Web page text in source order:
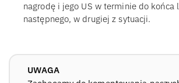
nagrodę i jego US w terminie do końca
następnego, w drugiej z sytuacji.
UWAGA